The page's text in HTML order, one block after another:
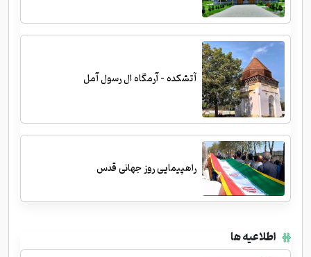
آتشکده - آرمگاه ال رسول آمل
راهپیمایی روز جهانی قدس
اطلاعیه ها